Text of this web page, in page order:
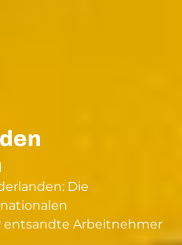
Die
entsandte Arbeitnehmer